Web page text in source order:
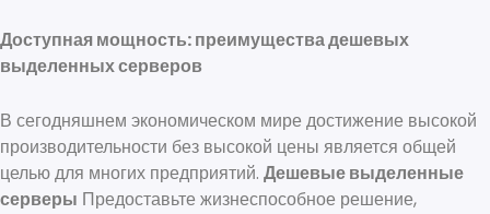
Доступная мощность: преимущества дешевых
выделенных серверов
В сегодняшнем экономическом мире достижение высокой
производительности без высокой цены является общей
целью для многих предприятий. Дешевые выделенные
серверы Предоставьте жизнеспособное решение,